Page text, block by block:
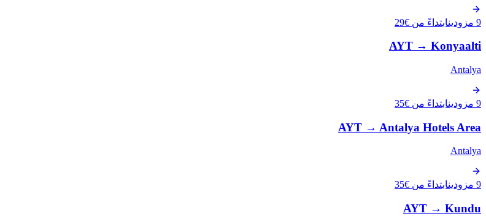
9 مزودين ابتداءً من €29
AYT → Konyaalti
Antalya
9 مزودين ابتداءً من €35
AYT → Antalya Hotels Area
Antalya
9 مزودين ابتداءً من €35
AYT → Kundu